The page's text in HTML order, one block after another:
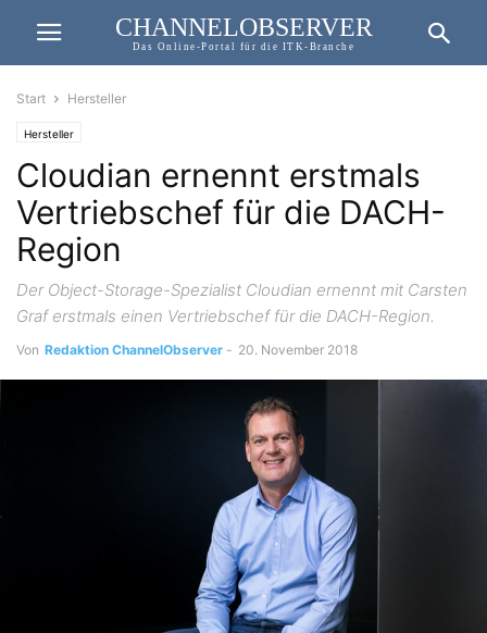
CHANNELOBSERVER
Das Online-Portal für die ITK-Branche
Start Hersteller
Hersteller
Cloudian ernennt erstmals
Vertriebschef für die DACH-
Region
Der Object-Storage-Spezialist Cloudian ernennt mit Carsten
Graf erstmals einen Vertriebschef für die DACH-Region.
Von Redaktion ChannelObserver - 20. November 2018